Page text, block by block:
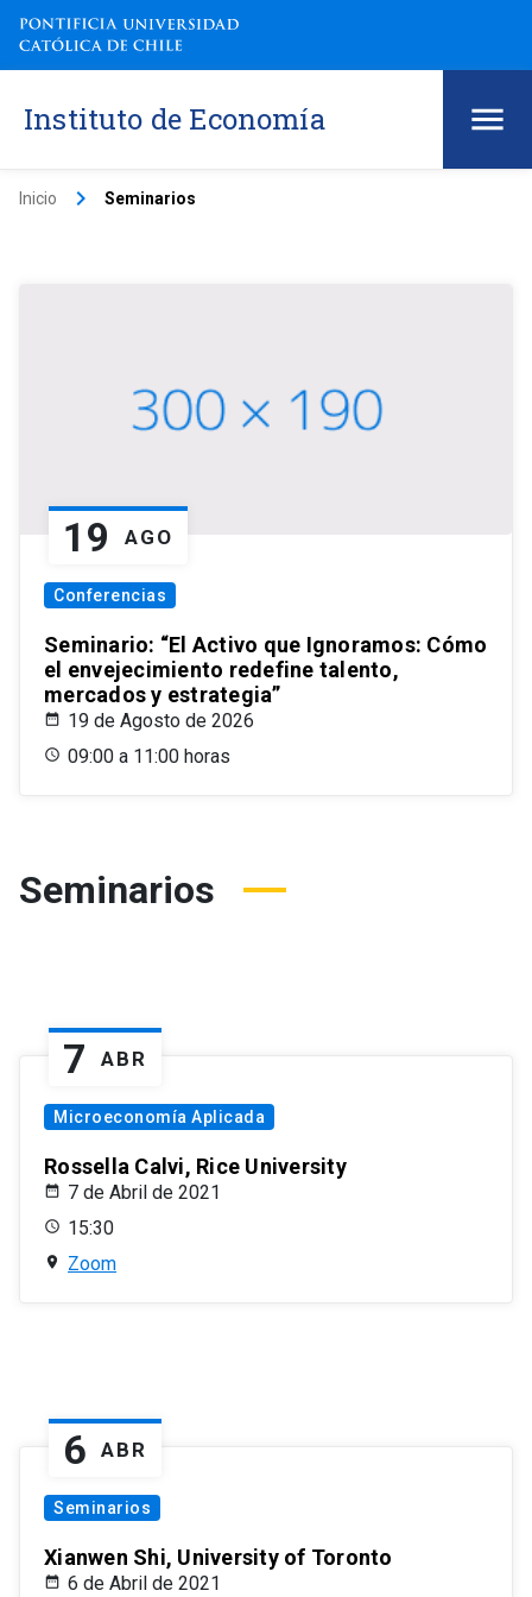
Instituto de Economía
Inicio keyboard_arrow_right Seminarios
19 AGO
Conferencias
Seminario: “El Activo que Ignoramos: Cómo
el envejecimiento redefine talento,
mercados y estrategia”
19 de Agosto de 2026
09:00 a 11:00 horas
Seminarios
7 ABR
Microeconomía Aplicada
Rossella Calvi, Rice University
7 de Abril de 2021
15:30
Zoom
6 ABR
Seminarios
Xianwen Shi, University of Toronto
6 de Abril de 2021